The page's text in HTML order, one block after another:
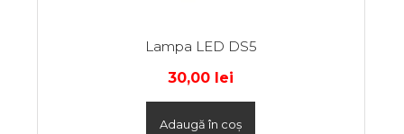
Lampa LED DS5
30,00 lei
Adaugă în coș